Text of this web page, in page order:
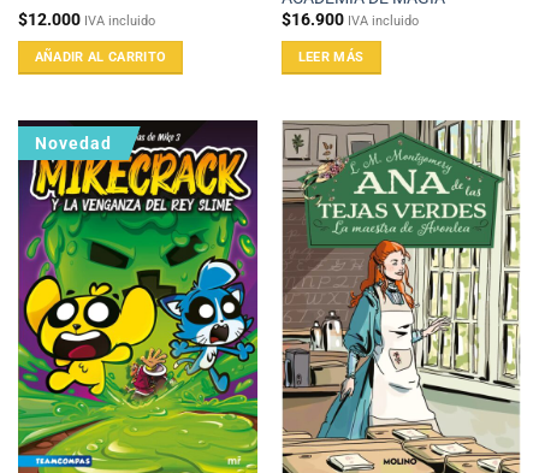
$12.000 IVA incluido
AÑADIR AL CARRITO
$16.900 IVA incluido
LEER MÁS
Novedad